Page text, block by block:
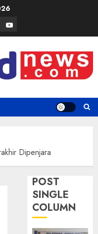
Youtube
Dipenjara
POST
SINGLE
COLUMN